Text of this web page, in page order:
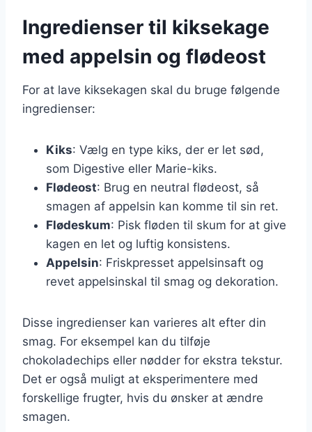
Ingredienser til kiksekage
med appelsin og flødeost
For at lave kiksekagen skal du bruge følgende
ingredienser:
Kiks: Vælg en type kiks, der er let sød,
som Digestive eller Marie-kiks.
Flødeost: Brug en neutral flødeost, så
smagen af appelsin kan komme til sin ret.
Flødeskum: Pisk fløden til skum for at give
kagen en let og luftig konsistens.
Appelsin: Friskpresset appelsinsaft og
revet appelsinskal til smag og dekoration.
Disse ingredienser kan varieres alt efter din
smag. For eksempel kan du tilføje
chokoladechips eller nødder for ekstra tekstur.
Det er også muligt at eksperimentere med
forskellige frugter, hvis du ønsker at ændre
smagen.